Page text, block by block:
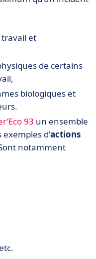
et
de certains
biologiques et
93 un ensemble
d’actions
notamment